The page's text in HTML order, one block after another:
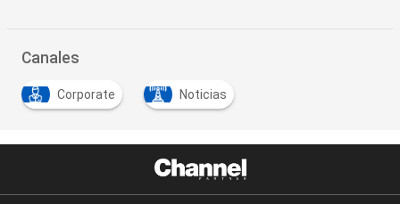
Canales
Corporate Noticias